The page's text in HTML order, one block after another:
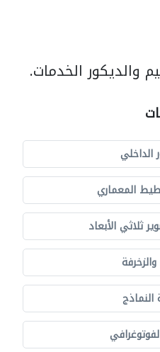
والديكور الخدمات.
الداخلي
المعماري
ثلاثي الأبعاد